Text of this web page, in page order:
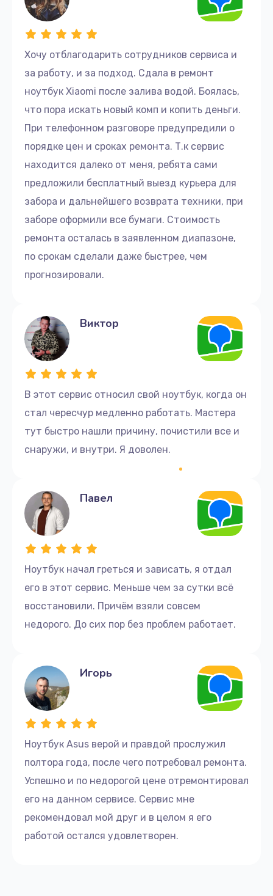
гарантией.
Хочу отблагодарить сотрудников сервиса и
за работу, и за подход. Сдала в ремонт
ноутбук Xiaomi после залива водой. Боялась,
что пора искать новый комп и копить деньги.
При телефонном разговоре предупредили о
порядке цен и сроках ремонта. Т.к сервис
находится далеко от меня, ребята сами
предложили бесплатный выезд курьера для
забора и дальнейшего возврата техники, при
заборе оформили все бумаги. Стоимость
ремонта осталась в заявленном диапазоне,
по срокам сделали даже быстрее, чем
прогнозировали.
В этот сервис относил свой ноутбук, когда он
стал чересчур медленно работать. Мастера
тут быстро нашли причину, почистили все и
снаружи, и внутри. Я доволен.
Виктор
Ноутбук начал греться и зависать, я отдал
его в этот сервис. Меньше чем за сутки всё
восстановили. Причём взяли совсем
недорого. До сих пор без проблем работает.
Павел
Ноутбук Asus верой и правдой прослужил
полтора года, после чего потребовал ремонта.
Успешно и по недорогой цене отремонтировал
его на данном сервисе. Сервис мне
рекомендовал мой друг и в целом я его
работой остался удовлетворен.
Игорь